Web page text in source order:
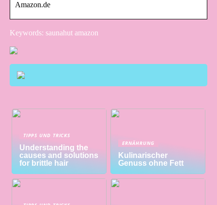
Amazon.de
Keywords: saunahut amazon
TIPPS UND TRICKS
Understanding the
causes and solutions
for brittle hair
ERNÄHRUNG
Kulinarischer
Genuss ohne Fett